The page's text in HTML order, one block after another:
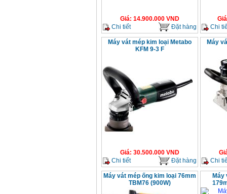
Giá: 14.900.000 VND
Chi tiết
Đặt hàng
Giá
Chi
Máy vát mép kim loại Metabo
KFM 9-3 F
Giá: 30.500.000 VND
Chi tiết
Đặt hàng
Máy
Chi
Máy vát mép ống kim loại 76mm
TBM76 (900W)
Máy